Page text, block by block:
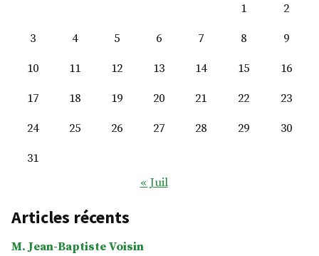
1
2
3
4 5 6 7 8
9
10
11 12 13 14 15
16
17
18 19 20 21 22
23
24
25 26 27 28 29
30
31
« Juil
Articles récents
M. Jean-Baptiste Voisin